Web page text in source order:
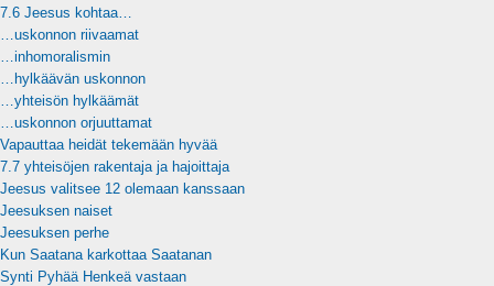
7.6 Jeesus kohtaa…
…uskonnon riivaamat
…inhomoralismin
…hylkäävän uskonnon
…yhteisön hylkäämät
…uskonnon orjuuttamat
Vapauttaa heidät tekemään hyvää
7.7 yhteisöjen rakentaja ja hajoittaja
Jeesus valitsee 12 olemaan kanssaan
Jeesuksen naiset
Jeesuksen perhe
Kun Saatana karkottaa Saatanan
Synti Pyhää Henkeä vastaan